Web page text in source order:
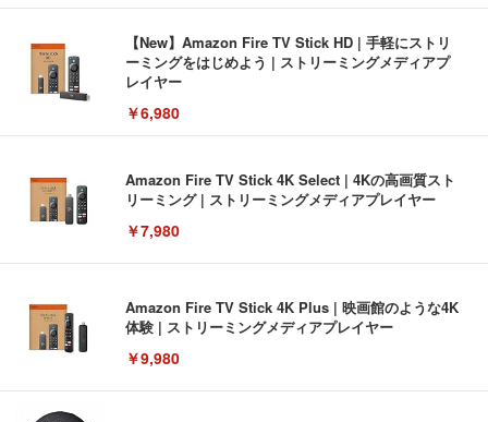
【New】Amazon Fire TV Stick HD | 手軽にストリ
ーミングをはじめよう | ストリーミングメディアプ
レイヤー
￥6,980
Amazon Fire TV Stick 4K Select | 4Kの高画質スト
リーミング | ストリーミングメディアプレイヤー
￥7,980
Amazon Fire TV Stick 4K Plus | 映画館のような4K
体験 | ストリーミングメディアプレイヤー
￥9,980